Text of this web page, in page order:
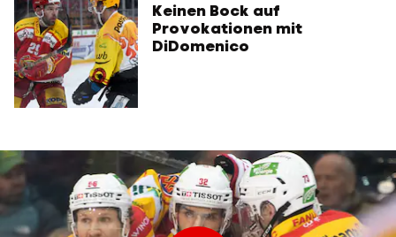
Keinen Bock auf
Provokationen mit
DiDomenico